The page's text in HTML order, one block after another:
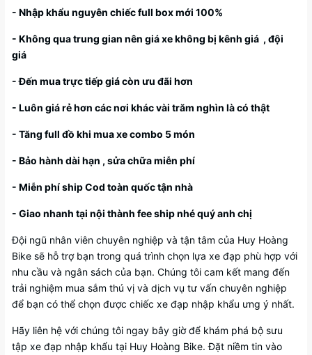
- Nhập khẩu nguyên chiếc full box mới 100%
- Không qua trung gian nên giá xe không bị kênh giá , đội
giá
- Đến mua trực tiếp giá còn ưu đãi hơn
- Luôn giá rẻ hơn các nơi khác vài trăm nghìn là có thật
- Tăng full đồ khi mua xe combo 5 món
- Bảo hành dài hạn , sửa chữa miễn phí
- Miễn phí ship Cod toàn quốc tận nhà
- Giao nhanh tại nội thành fee ship nhé quý anh chị
Đội ngũ nhân viên chuyên nghiệp và tận tâm của Huy Hoàng
Bike sẽ hỗ trợ bạn trong quá trình chọn lựa xe đạp phù hợp với
nhu cầu và ngân sách của bạn. Chúng tôi cam kết mang đến
trải nghiệm mua sắm thú vị và dịch vụ tư vấn chuyên nghiệp
để bạn có thể chọn được chiếc xe đạp nhập khẩu ưng ý nhất.
Hãy liên hệ với chúng tôi ngay bây giờ để khám phá bộ sưu
tập xe đạp nhập khẩu tại Huy Hoàng Bike. Đặt niềm tin vào